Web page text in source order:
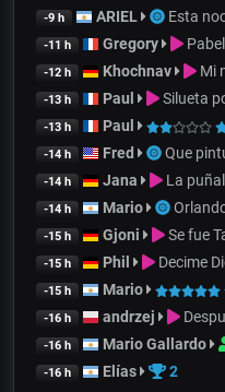
-9 h ARIEL Esta
-11 h Gregory
-12 h Khochnav Mi
-13 h Paul Silueta
-13 h Paul
-14 h Fred Que
-14 h Jana La
-14 h Mario
-15 h Gjoni Se fue
-15 h Phil Decime
-15 h Mario
-16 h andrzej
-16 h Mario Gallardo
-16 h Elías 2